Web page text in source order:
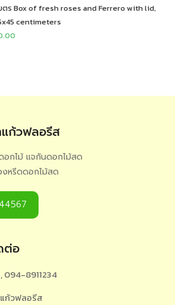
ตร Box of fresh roses and Ferrero with lid,
centimeters
ก้วฟลอรีส
อกไม้ แจกันดอกไม้สด
งหรีดดอกไม้สด
ต่อ
094-8911234
ก้วฟลอรีส